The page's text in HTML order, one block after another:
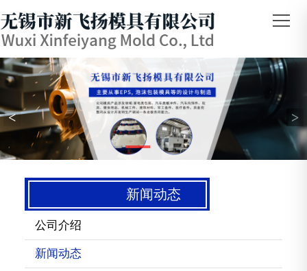
< >
新闻动态
公司介绍
新闻动态